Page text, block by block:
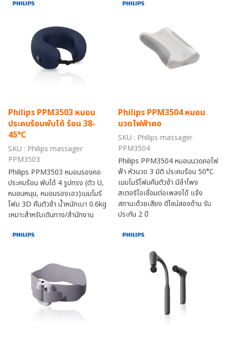
Philips PPM3503 หมอน
ประคบร้อนพับได้ ร้อน 38-
45°C
SKU : Philips massager
PPM3503
Philips PPM3503 หมอนรองคอ
ประคบร้อน พับได้ 4 รูปทรง (ตัว U,
หมอนหนุน, หมอนรองเอว)เมมโมรี
โฟม 3D คืนตัวช้า น้ำหนักเบา 0.6kg
เหมาะสำหรับเดินทาง/สำนักงาน
Philips PPM3504 หมอน
นวดไฟฟ้าคอ
SKU : Philips massager
PPM3504
Philips PPM3504 หมอนนวดคอไฟ
ฟ้า หัวนวด 3 มิติ ประคบร้อน 50°C
เมมโมรีโฟมคืนตัวช้า มีลำโพง
สเตอริโอเชื่อมต่อเพลงได้ แจ้ง
สถานะด้วยเสียง ดีไซน์สองด้าน รับ
ประกัน 2 ปี